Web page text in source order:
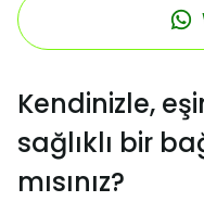
Kendinizle,
sağlıklı bir
mısınız?